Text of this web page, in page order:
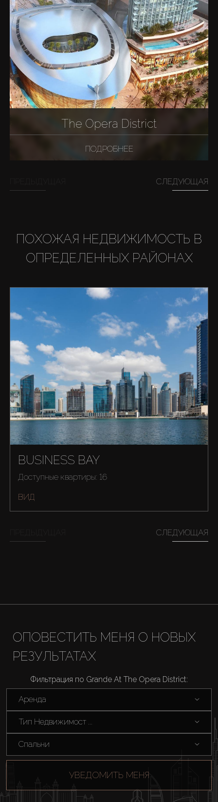
Продажа
Каталоги
Агенты
About Us
The Opera District
ПОДРОБНЕЕ
СЛЕДУЮЩАЯ
ПОХОЖАЯ НЕДВИЖИМОСТЬ В
ОПРЕДЕЛЕННЫХ РАЙОНАХ
BUSINESS BAY
Доступные квартиры: 16
ВИД
СЛЕДУЮЩАЯ
ОПОВЕСТИТЬ МЕНЯ О НОВЫХ
РЕЗУЛЬТАТАХ
Фильтрация по Grande At The Opera District:
Аренда
Тип Недвижимост ...
Спальни
УВЕДОМИТЬ МЕНЯ